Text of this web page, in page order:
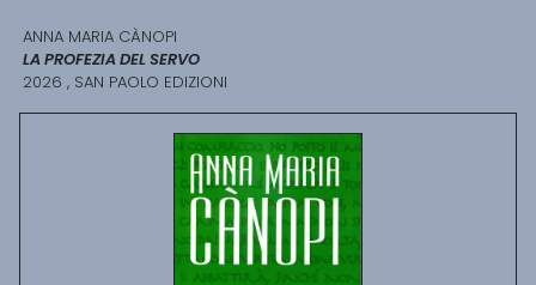
ANNA MARIA CÀNOPI
LA PROFEZIA DEL SERVO
2026 , SAN PAOLO EDIZIONI